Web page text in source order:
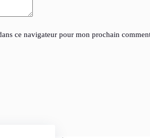
ce navigateur pour mon prochain